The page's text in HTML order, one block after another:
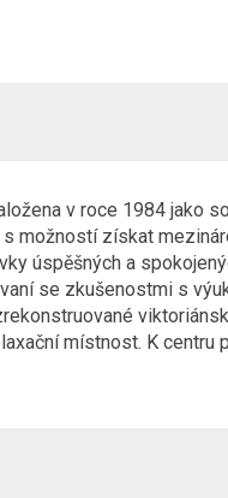
v roce 1984 jako
získat
úspěšných a
se zkušenostmi s
místnost. K centru